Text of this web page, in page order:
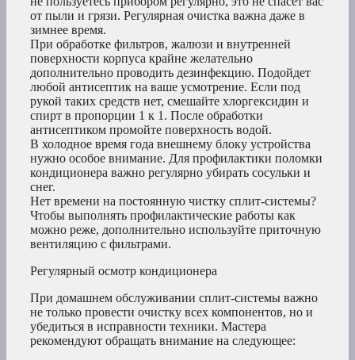
от пыли и грязи. Регулярная очистка важна даже в
зимнее время.
При обработке фильтров, жалюзи и внутренней
поверхности корпуса крайне желательно
дополнительно проводить дезинфекцию. Подойдет
любой антисептик на ваше усмотрение. Если под
рукой таких средств нет, смешайте хлоргексидин и
спирт в пропорции 1 к 1. После обработки
антисептиком промойте поверхность водой.
В холодное время года внешнему блоку устройства
нужно особое внимание. Для профилактики поломки
кондиционера важно регулярно убирать сосульки и
снег.
Нет времени на постоянную чистку сплит-системы?
Чтобы выполнять профилактические работы как
можно реже, дополнительно используйте приточную
вентиляцию с фильтрами.
Регулярный осмотр кондиционера
При домашнем обслуживании сплит-системы важно
не только провести очистку всех компонентов, но и
убедиться в исправности техники. Мастера
рекомендуют обращать внимание на следующее: